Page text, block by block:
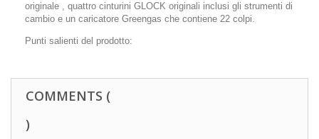
originale , quattro cinturini GLOCK originali inclusi gli strumenti di
cambio e un caricatore Greengas che contiene 22 colpi.
Punti salienti del prodotto:
COMMENTS (
)